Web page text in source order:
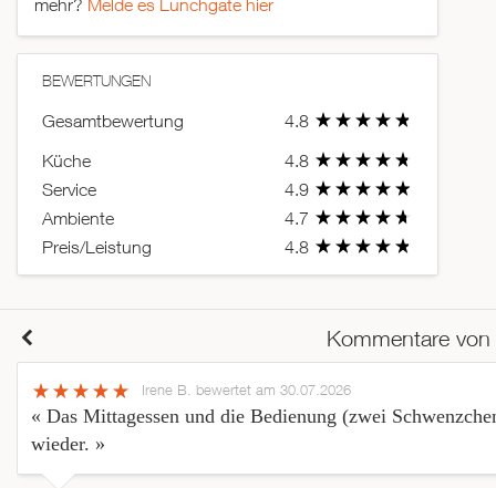
mehr? Melde es Lunchgate hier
BEWERTUNGEN
Gesamtbewertung
4.8
Küche
4.8
Service
4.9
Ambiente
4.7
Preis/Leistung
4.8
Kommentare von
Irene B. bewertet am 30.07.2026
« Das Mittagessen und die Bedienung (zwei
wieder. »